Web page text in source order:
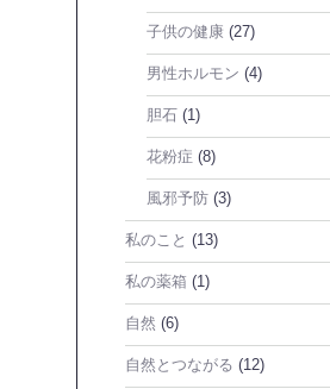
子供の健康 (27)
男性ホルモン (4)
胆石 (1)
花粉症 (8)
風邪予防 (3)
私のこと (13)
私の薬箱 (1)
自然 (6)
自然とつながる (12)